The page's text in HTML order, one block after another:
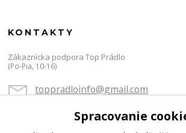
KONTAKTY
Zákaznícka podpora Top Prádlo
(Po-Pia, 10-16)
toppradloinfo@gmail.com
Spracovanie